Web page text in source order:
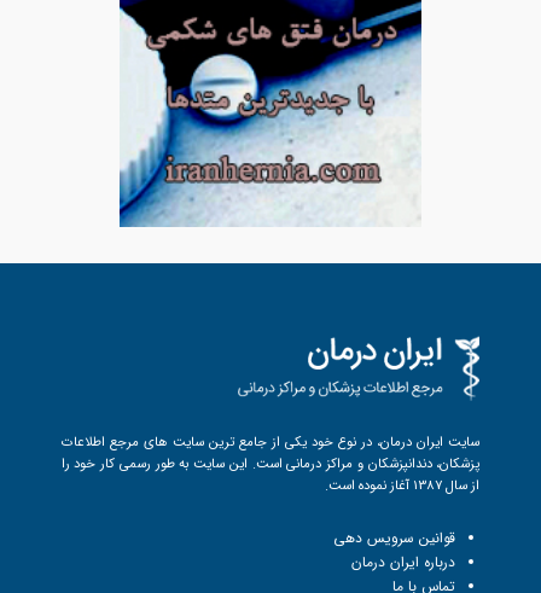
سایت ایران درمان، در نوع خود یکی از جامع ترین سایت های مرجع اطلاعات
پزشکان، دندانپزشکان و مراکز درمانی است. این سایت به طور رسمی کار خود را
از سال 1387 آغاز نموده است.
قوانین سرویس دهی
درباره ایران درمان
تماس با ما